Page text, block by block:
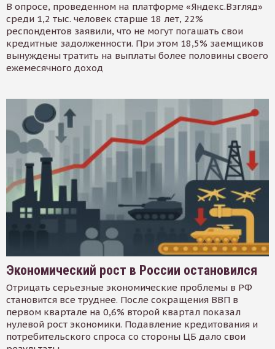
В опросе, проведенном на платформе «Яндекс.Взгляд»
среди 1,2 тыс. человек старше 18 лет, 22%
респондентов заявили, что не могут погашать свои
кредитные задолженности. При этом 18,5% заемщиков
вынуждены тратить на выплаты более половины своего
ежемесячного доход
Экономический рост в России остановился
Отрицать серьезные экономические проблемы в РФ
становится все труднее. После сокращения ВВП в
первом квартале на 0,6% второй квартал показал
нулевой рост экономики. Подавление кредитования и
потребительского спроса со стороны ЦБ дало свои